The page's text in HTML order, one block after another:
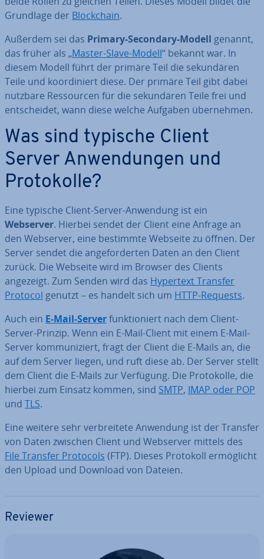
Grundlage der Block­chain.
Außerdem sei das Primary-Secondary-Modell genannt,
das früher als „Master-Slave-Modell“ bekannt war. In
diesem Modell führt der primäre Teil die se­kun­dä­ren
Teile und ko­or­di­niert diese. Der primäre Teil gibt dabei
nutzbare Res­sour­cen für die se­kun­dä­ren Teile frei und
ent­schei­det, wann diese welche Aufgaben über­neh­men.
Was sind typische Client
Server An­wen­dun­gen und
Pro­to­kol­le?
Eine typische Client-Server-Anwendung ist ein
Webserver. Hierbei sendet der Client eine Anfrage an
den Webserver, eine bestimmte Webseite zu öffnen. Der
Server sendet die an­ge­for­der­ten Daten an den Client
zurück. Die Webseite wird im Browser des Clients
angezeigt. Zum Senden wird das Hypertext Transfer
Protocol genutzt – es handelt sich um HTTP-Requests.
Auch ein E-Mail-Serverfunk­tio­niert nach dem Client-
Server-Prinzip. Wenn ein E-Mail-Client mit einem E-Mail-
Server kom­mu­ni­ziert, fragt der Client die E-Mails an, die
auf dem Server liegen, und ruft diese ab. Der Server stellt
dem Client die E-Mails zur Verfügung. Die Pro­to­kol­le, die
hierbei zum Einsatz kommen, sind SMTP, IMAP oder POP
und TLS.
Eine weitere sehr ver­brei­te­te Anwendung ist der Transfer
von Daten zwischen Client und Webserver mittels des
File Transfer Protocols (FTP). Dieses Protokoll er­mög­licht
den Upload und Download von Dateien.
Reviewer